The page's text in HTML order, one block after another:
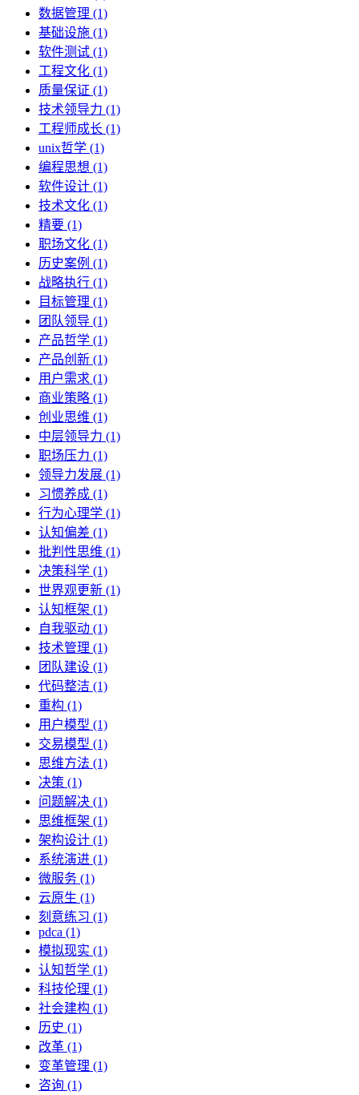
数据管理 (1)
基础设施 (1)
软件测试 (1)
工程文化 (1)
质量保证 (1)
技术领导力 (1)
工程师成长 (1)
unix哲学 (1)
编程思想 (1)
软件设计 (1)
技术文化 (1)
精要 (1)
职场文化 (1)
历史案例 (1)
战略执行 (1)
目标管理 (1)
团队领导 (1)
产品哲学 (1)
产品创新 (1)
用户需求 (1)
商业策略 (1)
创业思维 (1)
中层领导力 (1)
职场压力 (1)
领导力发展 (1)
习惯养成 (1)
行为心理学 (1)
认知偏差 (1)
批判性思维 (1)
决策科学 (1)
世界观更新 (1)
认知框架 (1)
自我驱动 (1)
技术管理 (1)
团队建设 (1)
代码整洁 (1)
重构 (1)
用户模型 (1)
交易模型 (1)
思维方法 (1)
决策 (1)
问题解决 (1)
思维框架 (1)
架构设计 (1)
系统演进 (1)
微服务 (1)
云原生 (1)
刻意练习 (1)
pdca (1)
模拟现实 (1)
认知哲学 (1)
科技伦理 (1)
社会建构 (1)
历史 (1)
改革 (1)
变革管理 (1)
咨询 (1)